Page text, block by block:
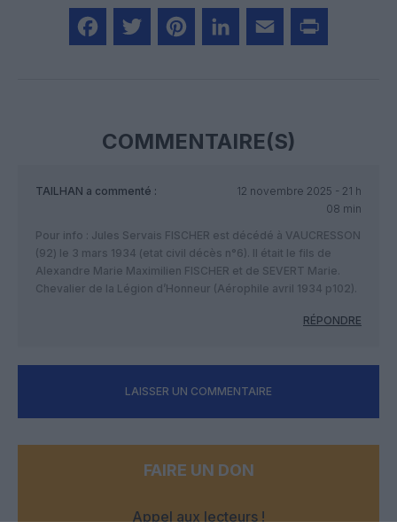
COMMENTAIRE(S)
TAILHAN a commenté :
12 novembre 2025 - 21 h
08 min
Pour info : Jules Servais FISCHER est décédé à VAUCRESSON
(92) le 3 mars 1934 (etat civil décès n°6). Il était le fils de
Alexandre Marie Maximilien FISCHER et de SEVERT Marie.
Chevalier de la Légion d’Honneur (Aérophile avril 1934 p102).
RÉPONDRE
LAISSER UN COMMENTAIRE
FAIRE UN DON
Appel aux lecteurs !